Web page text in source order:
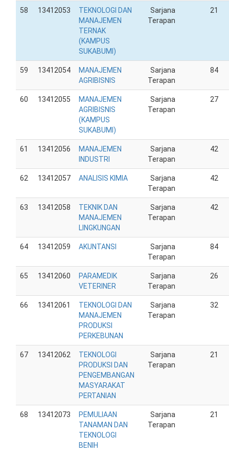
58 13412053
TEKNOLOGI DAN
MANAJEMEN
TERNAK
(KAMPUS
SUKABUMI)
Sarjana
Terapan
21
59 13412054
MANAJEMEN
AGRIBISNIS
Sarjana
Terapan
84
60 13412055
MANAJEMEN
AGRIBISNIS
(KAMPUS
SUKABUMI)
Sarjana
Terapan
27
61 13412056
MANAJEMEN
INDUSTRI
Sarjana
Terapan
42
62 13412057 ANALISIS KIMIA
Sarjana
Terapan
42
63 13412058
TEKNIK DAN
MANAJEMEN
LINGKUNGAN
Sarjana
Terapan
42
64 13412059 AKUNTANSI
Sarjana
Terapan
84
65 13412060
PARAMEDIK
VETERINER
Sarjana
Terapan
26
66 13412061
TEKNOLOGI DAN
MANAJEMEN
PRODUKSI
PERKEBUNAN
Sarjana
Terapan
32
67 13412062
TEKNOLOGI
PRODUKSI DAN
PENGEMBANGAN
MASYARAKAT
PERTANIAN
Sarjana
Terapan
21
68 13412073
PEMULIAAN
TANAMAN DAN
TEKNOLOGI
BENIH
Sarjana
Terapan
21